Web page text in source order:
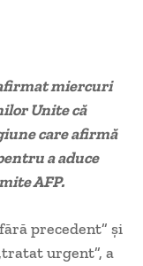
miercuri
Unite că
care afirmă
a aduce
AFP.
precedent” şi
urgent”, a